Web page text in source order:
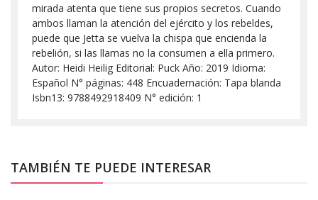
mirada atenta que tiene sus propios secretos. Cuando
ambos llaman la atención del ejército y los rebeldes,
puede que Jetta se vuelva la chispa que encienda la
rebelión, si las llamas no la consumen a ella primero.
Autor: Heidi Heilig Editorial: Puck Año: 2019 Idioma:
Español N° páginas: 448 Encuadernación: Tapa blanda
Isbn13: 9788492918409 N° edición: 1
TAMBIÉN TE PUEDE INTERESAR